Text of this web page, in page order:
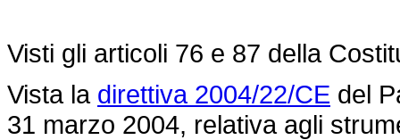
Visti gli articoli 76 e 87 della
Vista la direttiva 2004/22/CE del
31 marzo 2004, relativa agli